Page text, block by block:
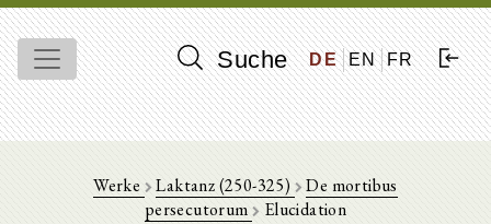
Suche DE EN FR
Werke Laktanz (250-325)
De mortibus
persecutorum
Elucidation